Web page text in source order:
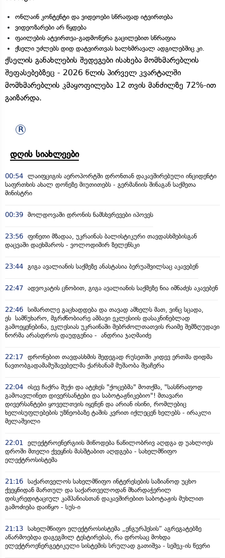
ონლაინ კონტენტი და ვიდეოები სწრაფად იტვირთება
ვიდეოზარები არ წყდება
ფაილების ატვირთვა-გადმოწერა გაცილებით სწრაფია
ქსელი უძლებს დიდ დატვირთვას ხალხმრავალ ადგილებშიც კი.
ქსელის განახლების შედეგები ისახება მომხმარებლის
შეფასებებზეც - 2026 წლის პირველ კვარტალში
მომხმარებლის კმაყოფილება 12 თვის მანძილზე 72%-ით
გაიზარდა.
დღის სიახლეები
00:54 ლაიფციგის აეროპორტში დრონთან დაკავშირებული ინციდენტი
საფრთხის ახალ დონეზე მიუთითებს - გერმანიის შინაგან საქმეთა
მინისტრი
00:39 მოლდოვაში დრონის ნამსხვრევები იპოვეს
23:56 ფინეთი მზადაა, უკრაინას ბალისტიკური თავდასხმებისგან
დაცვაში დაეხმაროს - ვოლოდიმირ ზელენსკი
23:44 გიგა ავალიანის საქმეზე ანასტასია ბერუაშვილსაც აკავებენ
22:47 ადვოკატის ცნობით, გიგა ავალიანის საქმეზე ნია იმნაძეს აკავებენ
22:46 სიმართლე გაცხადდება და თავად ამხელს მათ, ვინც სცადა,
ეს სამწუხარო, მგრძნობიარე ამბავი ეკლესიის დასაკნინებლად
გამოეყენებინა, ეკლესიას უკრაინაში მებრძოლთათვის რაიმე შემზღუდავი
ნორმა არასდროს დაუდგენია - ანდრია ჯაღმაიძე
22:17 დრონებით თავდასხმის შედეგად რუსეთში კიდევ ერთმა დიდმა
ნავთობგადამამუშავებელმა ქარხანამ მუშაობა შეაჩერა
22:04 ისევ ჩაქრა შუქი და ატეხეს "ქოცებმა" მოთქმა, "სასწრაფოდ
გამოავლინეთ დივერსანტები და საბოტაჟნიკებიო"! მთავარი
დივერსანტები ყოველთვის იყვნენ და არიან ისინი, რომლებიც
ხელისუფლებების უზნეობაზე ტაშის კვრით იქლეცენ ხელებს - ირაკლი
მელაშვილი
22:01
ელექტროენერგიის მიწოდება ნაწილობრივ აღდგა დ უახლოეს
დროში მთელი ქვეყნის მასშტაბით აღდგება - სახელმწიფო
ელექტროსისტემა
21:16 საქართველოს სახელმწიფო ინტერესების საზიანოდ უცხო
ქვეყნიდან მართულ და საქართველოდან მხარდაჭერილ
დისკრედიტაციულ კამპანიასთან დაკავშირებით საბოტაჟის მუხლით
გამოძიება დაიწყო - სუს-ი
21:13 სახელმწიფო ელექტროსისტემა „ენგურჰესის“ აგრეგატებზე
აწარმოებდა დაგეგმილ ტესტირებას, რა დროსაც მოხდა
ელექტროენერგეტიკული სისტემის სრულად გათიშვა - სემეკ-ის წევრი